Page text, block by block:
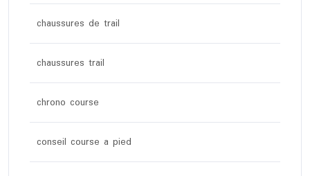
chaussures de trail
chaussures trail
chrono course
conseil course a pied